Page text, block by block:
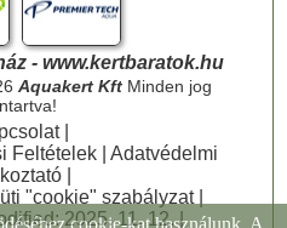
cookie-kat használunk. A
- www.kertbaratok.hu
Aquakert Kft Minden jog
|
Feltételek| Adatvédelmi
|
"cookie" szabályzat|
2025. 11. 12. |